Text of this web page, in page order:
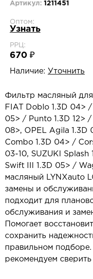
Артикул: 1211451
Оптом:
Узнать
РРЦ:
670 ₽
Наличие: Уточнить
Фильтр масляный
FIAT Doblo 1.3D 04>
05> / Punto 1.3D 12>
08>, OPEL Agila 1.3D
Combo 1.3D 04> /
03-10, SUZUKI
Swift III 1.3D 05> /
масляный LYNXauto
замены и
подходит для
обслуживания и
Помогает
сохранить
правильном
рекомендуем